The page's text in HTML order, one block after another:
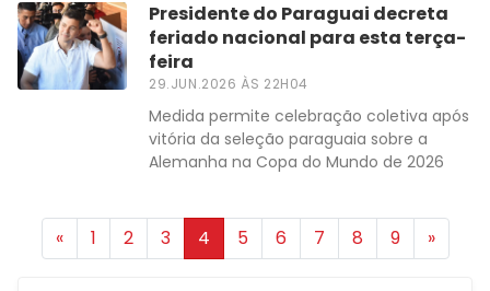
Presidente do Paraguai decreta
feriado nacional para esta terça-
feira
29.JUN.2026 ÀS 22H04
Medida permite celebração coletiva após
vitória da seleção paraguaia sobre a
Alemanha na Copa do Mundo de 2026
« 1 2 3 4 5 6 7 8 9 »